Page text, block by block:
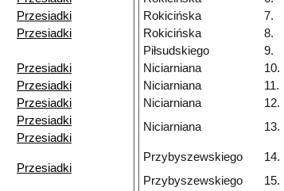
Przesiadki
Przesiadki
Przesiadki
Przesiadki
Przesiadki
Przesiadki
Przesiadki
Przesiadki
Rokicińska
7.
Rokicińska
8.
Piłsudskiego
9.
Niciarniana
10.
Niciarniana
11.
Niciarniana
12.
Niciarniana
13.
Przybyszewskiego 14.
Przybyszewskiego 15.